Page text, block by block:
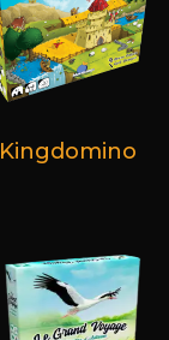
Kingdomino